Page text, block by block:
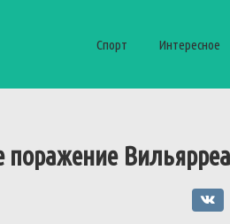
Спорт Интересное
поражение